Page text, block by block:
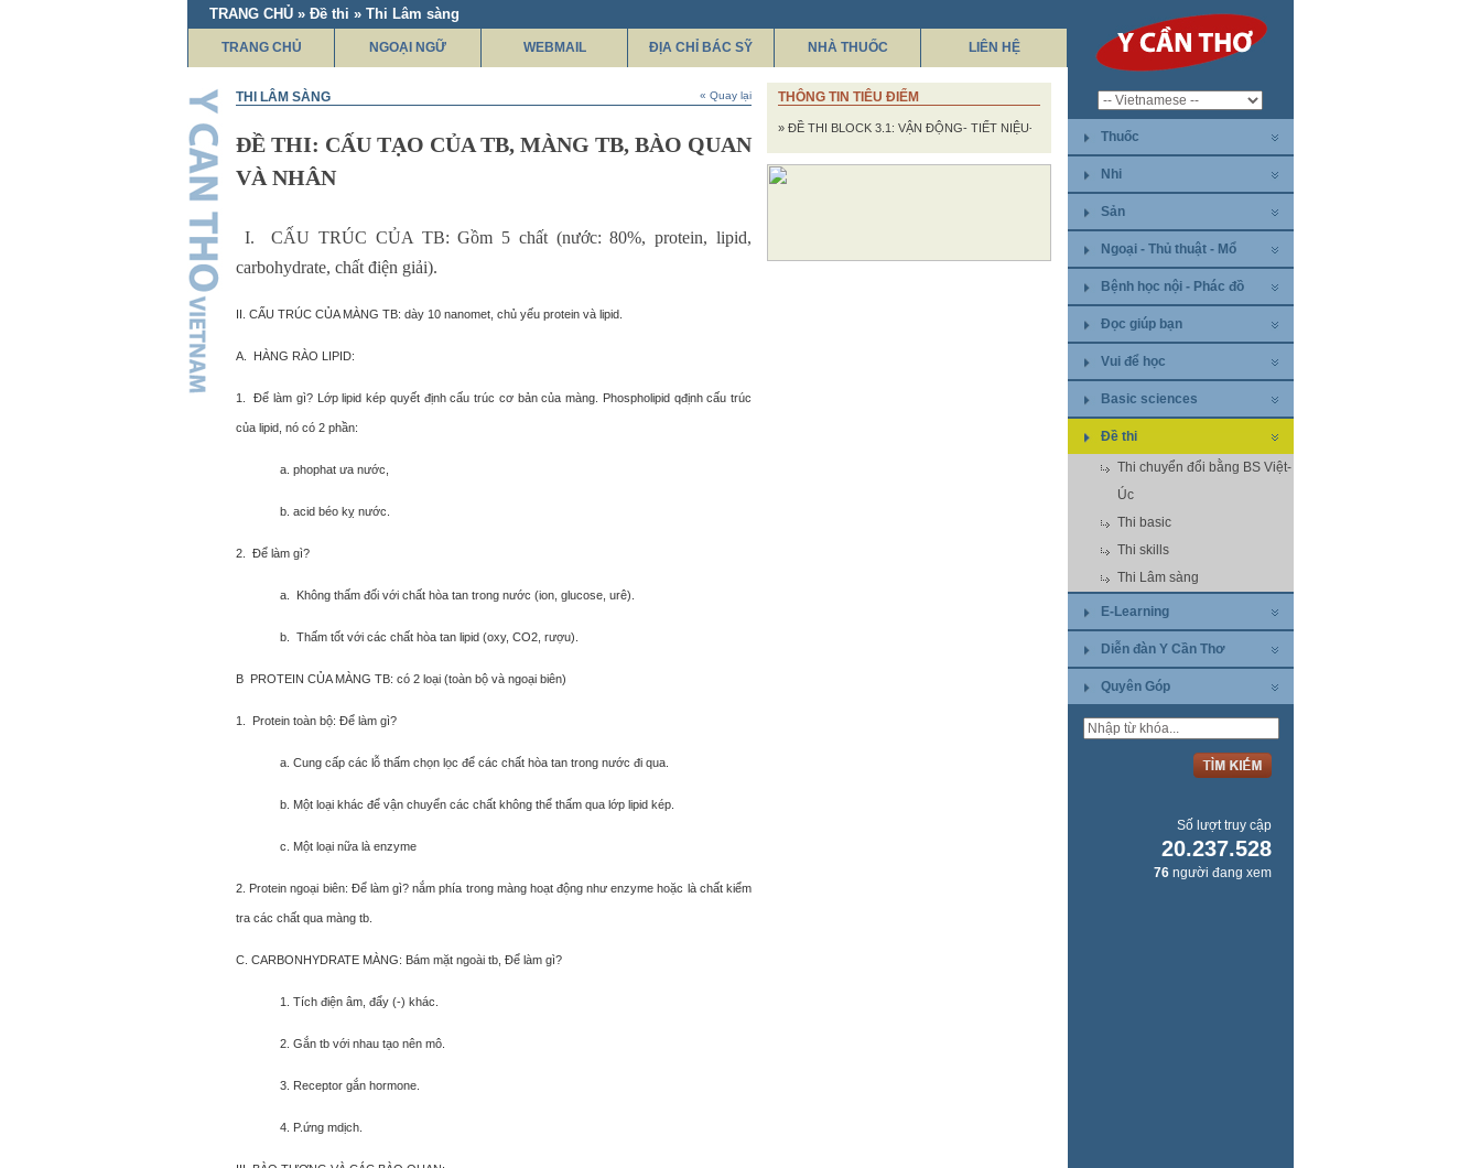
TRANG CHỦ » Đề thi » Thi Lâm sàng
TRANG CHỦ NGOẠI NGỮ WEBMAIL ĐỊA CHỈ BÁC SỸ NHÀ THUỐC LIÊN HỆ
THI LÂM SÀNG « Quay lại
ĐỀ THI: CẤU TẠO CỦA TB, MÀNG TB, BÀO QUAN
VÀ NHÂN
I. CẤU TRÚC CỦA TB: Gồm 5 chất (nước: 80%, protein, lipid,
carbohydrate, chất điện giải).
II. CẤU TRÚC CỦA MÀNG TB: dày 10 nanomet, chủ yếu protein và lipid.
A. HÀNG RÀO LIPID:
1. Để làm gì? Lớp lipid kép quyết định cấu trúc cơ bản của màng. Phospholipid qđịnh cấu trúc
của lipid, nó có 2 phần:
a. phophat ưa nước,
b. acid béo kỵ nước.
2. Để làm gì?
a. Không thấm đối với chất hòa tan trong nước (ion, glucose, urê).
b. Thấm tốt với các chất hòa tan lipid (oxy, CO2, rượu).
B PROTEIN CỦA MÀNG TB: có 2 loại (toàn bộ và ngoại biên)
1. Protein toàn bộ: Để làm gì?
a. Cung cấp các lỗ thấm chọn lọc để các chất hòa tan trong nước đi qua.
b. Một loại khác để vận chuyển các chất không thể thấm qua lớp lipid kép.
c. Một loại nữa là enzyme
2. Protein ngoại biên: Để làm gì? nắm phía trong màng hoạt động như enzyme hoặc là chất kiểm
tra các chất qua màng tb.
C. CARBONHYDRATE MÀNG: Bám mặt ngoài tb, Để làm gì?
1. Tích điện âm, đẩy (-) khác.
2. Gắn tb với nhau tạo nên mô.
3. Receptor gắn hormone.
4. P.ứng mdịch.
THÔNG TIN TIÊU ĐIỂM
» ĐỀ THI BLOCK 3.1: VẬN ĐỘNG- TIẾT NIỆU- SINH DỤC
Thuốc
Nhi
Sản
Ngoại - Thủ thuật - Mổ
Bệnh học nội - Phác đồ
Đọc giúp bạn
Vui để học
Basic sciences
Đề thi
Thi chuyển đổi bằng BS Việt-
Úc
Thi basic
Thi skills
Thi Lâm sàng
E-Learning
Diễn đàn Y Cần Thơ
Quyên Góp
Số lượt truy cập
20.237.528
76 người đang xem